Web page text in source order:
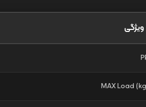
ویژگی
MAX Load